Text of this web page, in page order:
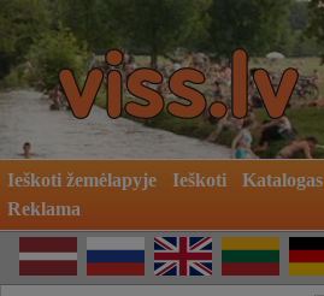
Ieškoti žemėlapyje Ieškoti Katalogas
Reklama